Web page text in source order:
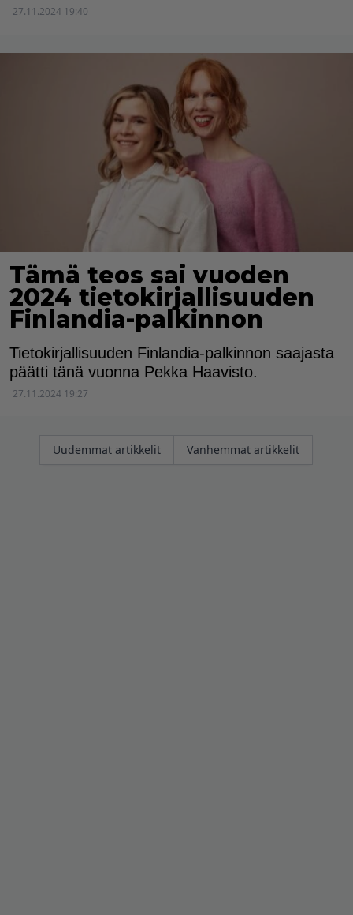
27.11.2024 19:40
Tämä teos sai vuoden
2024 tietokirjallisuuden
Finlandia-palkinnon
Tietokirjallisuuden Finlandia-palkinnon saajasta
päätti tänä vuonna Pekka Haavisto.
27.11.2024 19:27
Artikkelien
Uudemmat artikkelit Vanhemmat artikkelit